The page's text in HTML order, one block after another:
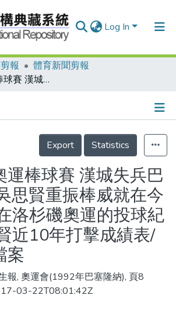
Log In
報
體育新聞剪報
巴塞隆納奧運棒球賽 漢城失兵巴塞隆納尋 吳思賢重振棒威就在今天/莊勝雄在洛杉磯奧運的投球紀錄表/吳思賢近10年打擊成績表/吳思賢小檔案
Details
Export
Statistics
運棒球賽 漢城失兵巴
思賢重振棒威就在今
洛杉磯奧運的投球紀
近10年打擊成績表/
案
報, 奧運會(1992年巴塞隆納), 頁8
03-22T08:01:42Z